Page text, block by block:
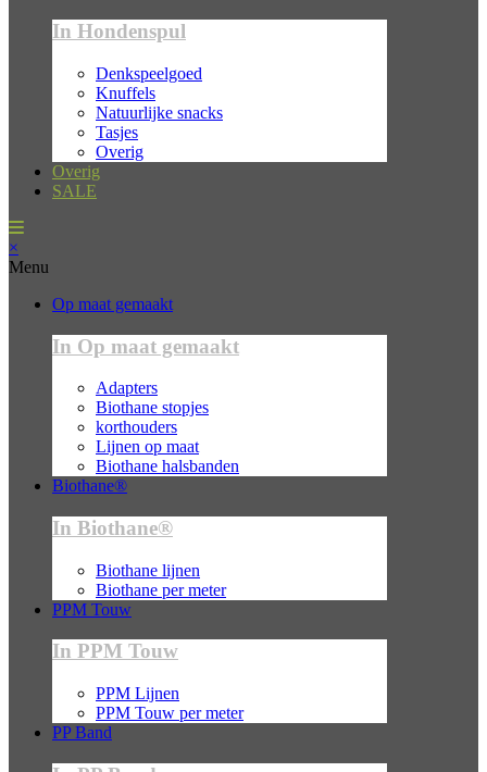
In Hondenspul
Denkspeelgoed
Knuffels
Natuurlijke snacks
Tasjes
Overig
Overig
SALE
×
Menu
Op maat gemaakt
In Op maat gemaakt
Adapters
Biothane stopjes
korthouders
Lijnen op maat
Biothane halsbanden
Biothane®
In Biothane®
Biothane lijnen
Biothane per meter
PPM Touw
In PPM Touw
PPM Lijnen
PPM Touw per meter
PP Band